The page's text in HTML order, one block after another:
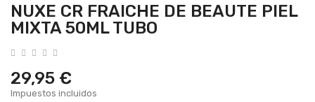
NUXE CR FRAICHE DE BEAUTE PIEL
MIXTA 50ML TUBO
29,95 €
Impuestos incluidos